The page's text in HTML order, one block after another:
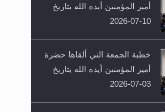
أمير المؤمنين أيده الله بتاريخ
10-07-2026
خطبة الجمعة التي ألقاها حضرة
أمير المؤمنين أيده الله بتاريخ
03-07-2026